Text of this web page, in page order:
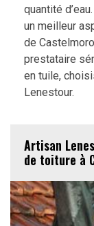
quantité
un meilleur
de
prestataire
en tuile,
Lenestour.
Artisan
de toiture à